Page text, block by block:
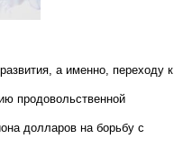
а именно, переходу к
продовольственной
долларов на борьбу с